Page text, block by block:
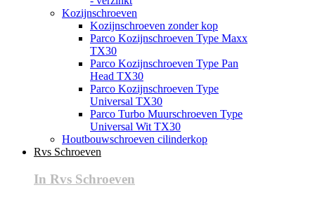
Kozijnschroeven
Kozijnschroeven zonder kop
Parco Kozijnschroeven Type Maxx
TX30
Parco Kozijnschroeven Type Pan
Head TX30
Parco Kozijnschroeven Type
Universal TX30
Parco Turbo Muurschroeven Type
Universal Wit TX30
Houtbouwschroeven cilinderkop
Rvs Schroeven
In Rvs Schroeven